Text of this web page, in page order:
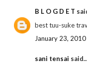
B L O G D E T
best tuu-suke
January 23,
sani tensai